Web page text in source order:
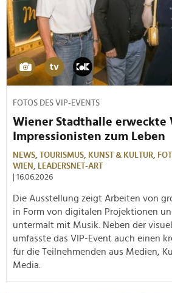
FOTOS DES VIP-EVENTS
Wiener Stadthalle erweckte
Impressionisten zum Leben
NEWS, TOURISMUS, KUNST & KULTUR,
WIEN, LEADERSNET-ART
| 16.06.2026
Die Ausstellung zeigt Arbeiten von
in Form von digitalen Projektionen
untermalt mit Musik. Neben der
umfasste das VIP-Event auch einen
für die Teilnehmenden aus Medien,
Media.